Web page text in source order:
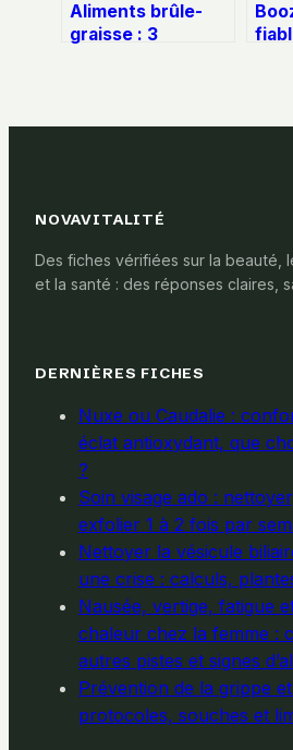
Aliments brûle-
graisse : 3
optimiser votre
NOVAVITALITÉ
Des fiches vérifiées sur la beauté,
et la santé : des réponses claires,
DERNIÈRES FICHES
Nuxe ou Caudalie :
éclat antioxydant, que
?
Soin visage ado :
exfolier 1 à 2 fois par
Nettoyer la vésicule
une crise : calculs,
Nausée, vertige, fatigue
chaleur chez la femme :
autres pistes et signes
Prévention de la grippe
protocoles, souches et